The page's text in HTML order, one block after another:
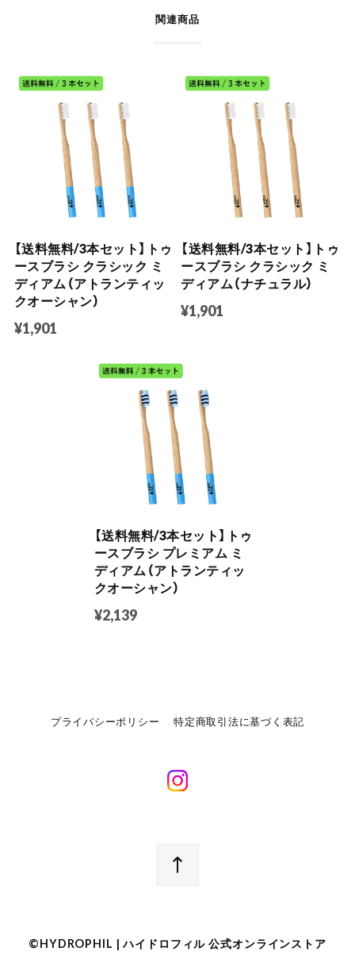
関連商品
【送料無料/3本セット】トゥ
ースブラシ クラシック ミ
ディアム（アトランティッ
クオーシャン）
¥1,901
【送料無料/3本セット】トゥ
ースブラシ クラシック ミ
ディアム（ナチュラル）
¥1,901
【送料無料/3本セット】トゥ
ースブラシ プレミアム ミ
ディアム（アトランティッ
クオーシャン）
¥2,139
プライバシーポリシー 特定商取引法に基づく表記
©︎HYDROPHIL | ハイドロフィル 公式オンラインストア